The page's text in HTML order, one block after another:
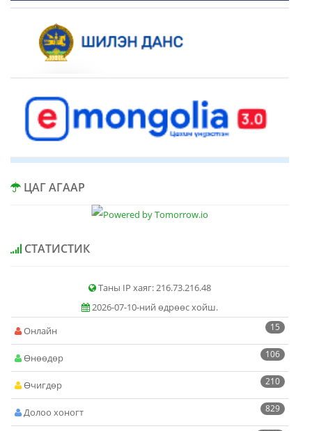
ЦАГ АГААР
СТАТИСТИК
Таны IP хаяг: 216.73.216.48
2026-07-10-ний өдрөөс хойш.
15
Онлайн
106
Өнөөдөр
210
Өчигдөр
829
Долоо хоногт